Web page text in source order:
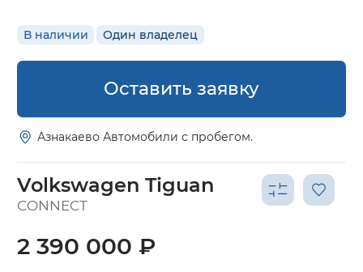
В наличии Один владелец
Оставить заявку
Азнакаево Автомобили с пробегом.
Volkswagen Tiguan
CONNECT
2 390 000 ₽